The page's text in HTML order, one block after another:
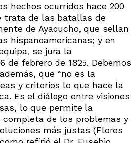
hechos ocurridos hace 200
trata de las batallas de
de Ayacucho, que sellan
hispanoamericanas; y en
se jura la
de febrero de 1825. Debemos
que “no es la
y criterios lo que hace la
Es el diálogo entre visiones
lo que permite la
completa de los problemas y
más justas (Flores